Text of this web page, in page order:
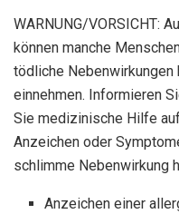
WARNUNG/VORSICHT:
können manche
tödliche Nebenwirkungen
einnehmen. Informieren
Sie medizinische Hilfe
Anzeichen oder
schlimme Nebenwirkung
Anzeichen einer